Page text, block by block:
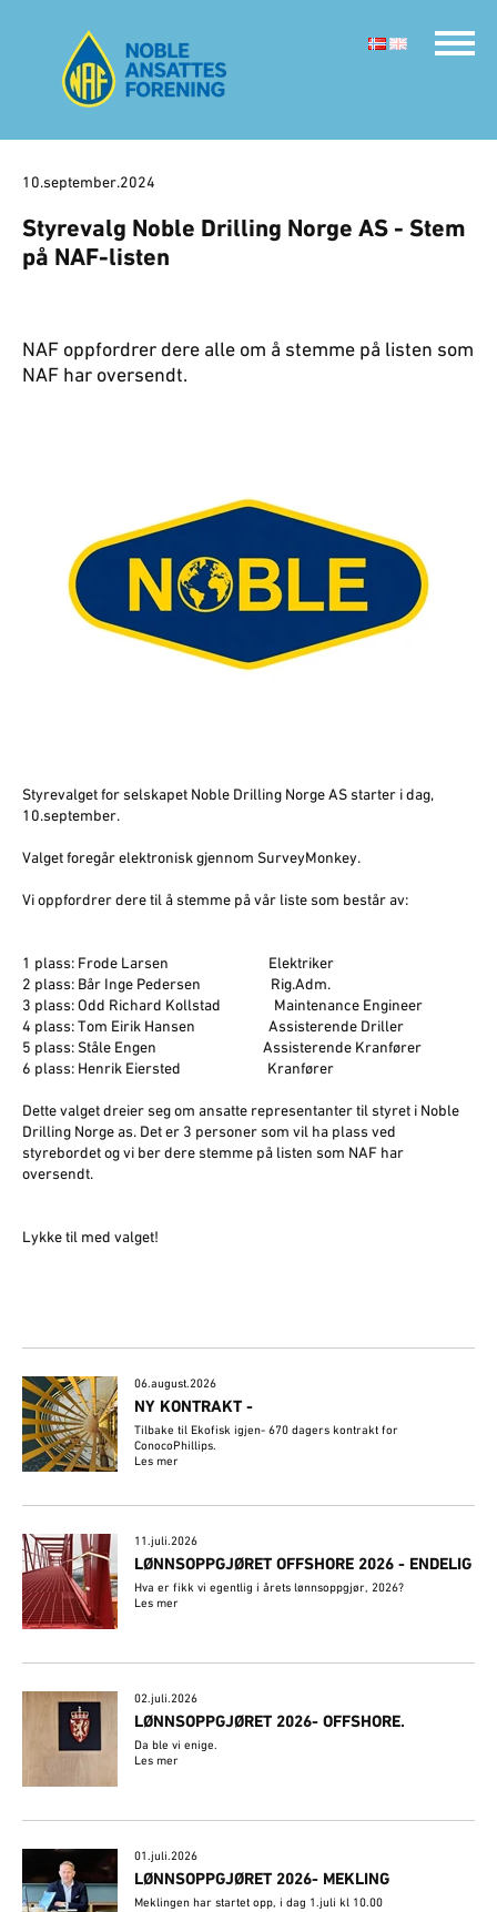
10.september.2024
Styrevalg Noble Drilling Norge AS - Stem
på NAF-listen
NAF oppfordrer dere alle om å stemme på listen som
NAF har oversendt.
Styrevalget for selskapet Noble Drilling Norge AS starter i dag,
10.september.
Valget foregår elektronisk gjennom SurveyMonkey.
Vi oppfordrer dere til å stemme på vår liste som består av:
1 plass: Frode Larsen Elektriker
2 plass: Bår Inge Pedersen Rig.Adm.
3 plass: Odd Richard Kollstad Maintenance Engineer
4 plass: Tom Eirik Hansen Assisterende Driller
5 plass: Ståle Engen Assisterende Kranfører
6 plass: Henrik Eiersted Kranfører
Dette valget dreier seg om ansatte representanter til styret i Noble
Drilling Norge as. Det er 3 personer som vil ha plass ved
styrebordet og vi ber dere stemme på listen som NAF har
oversendt.
Lykke til med valget!
06.august.2026
NY KONTRAKT -
Tilbake til Ekofisk igjen- 670 dagers kontrakt for
ConocoPhillips.
Les mer
11.juli.2026
LØNNSOPPGJØRET OFFSHORE 2026 - ENDELIG
Hva er fikk vi egentlig i årets lønnsoppgjør, 2026?
Les mer
02.juli.2026
​LØNNSOPPGJØRET 2026- OFFSHORE.
Da ble vi enige.
Les mer
01.juli.2026
LØNNSOPPGJØRET 2026- MEKLING
Meklingen har startet opp, i dag 1.juli kl 10.00